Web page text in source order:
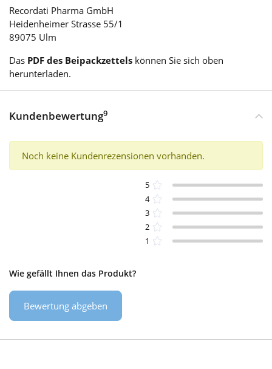
Recordati Pharma GmbH
Heidenheimer Strasse 55/1
89075 Ulm
Das PDF des Beipackzettels können Sie sich oben
herunterladen.
Kundenbewertung9
Noch keine Kundenrezensionen vorhanden.
5
4
3
2
1
Wie gefällt Ihnen das Produkt?
Bewertung abgeben